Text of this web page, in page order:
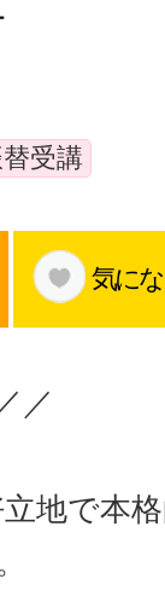
たいこ
をみる
ドスク
受講
気に
／
地で本